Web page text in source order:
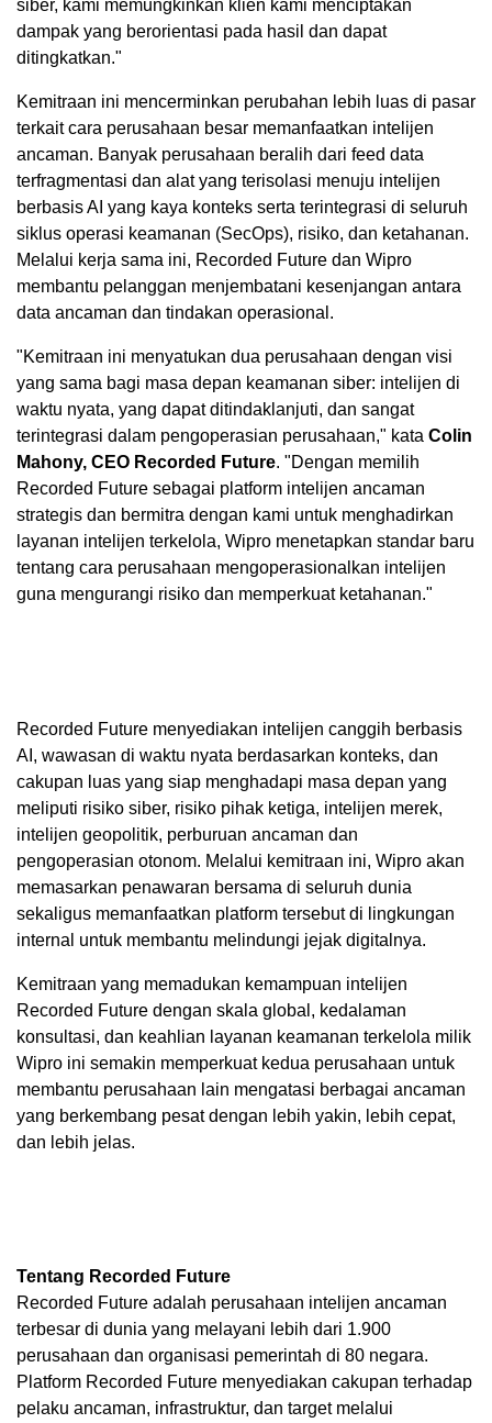
siber, kami memungkinkan klien kami menciptakan
dampak yang berorientasi pada hasil dan dapat
ditingkatkan."
Kemitraan ini mencerminkan perubahan lebih luas di pasar
terkait cara perusahaan besar memanfaatkan intelijen
ancaman. Banyak perusahaan beralih dari feed data
terfragmentasi dan alat yang terisolasi menuju intelijen
berbasis AI yang kaya konteks serta terintegrasi di seluruh
siklus operasi keamanan (SecOps), risiko, dan ketahanan.
Melalui kerja sama ini, Recorded Future dan Wipro
membantu pelanggan menjembatani kesenjangan antara
data ancaman dan tindakan operasional.
"Kemitraan ini menyatukan dua perusahaan dengan visi
yang sama bagi masa depan keamanan siber: intelijen di
waktu nyata, yang dapat ditindaklanjuti, dan sangat
terintegrasi dalam pengoperasian perusahaan," kata Colin
Mahony, CEO Recorded Future. "Dengan memilih
Recorded Future sebagai platform intelijen ancaman
strategis dan bermitra dengan kami untuk menghadirkan
layanan intelijen terkelola, Wipro menetapkan standar baru
tentang cara perusahaan mengoperasionalkan intelijen
guna mengurangi risiko dan memperkuat ketahanan."
Recorded Future menyediakan intelijen canggih berbasis
AI, wawasan di waktu nyata berdasarkan konteks, dan
cakupan luas yang siap menghadapi masa depan yang
meliputi risiko siber, risiko pihak ketiga, intelijen merek,
intelijen geopolitik, perburuan ancaman dan
pengoperasian otonom. Melalui kemitraan ini, Wipro akan
memasarkan penawaran bersama di seluruh dunia
sekaligus memanfaatkan platform tersebut di lingkungan
internal untuk membantu melindungi jejak digitalnya.
Kemitraan yang memadukan kemampuan intelijen
Recorded Future dengan skala global, kedalaman
konsultasi, dan keahlian layanan keamanan terkelola milik
Wipro ini semakin memperkuat kedua perusahaan untuk
membantu perusahaan lain mengatasi berbagai ancaman
yang berkembang pesat dengan lebih yakin, lebih cepat,
dan lebih jelas.
Tentang Recorded Future
Recorded Future adalah perusahaan intelijen ancaman
terbesar di dunia yang melayani lebih dari 1.900
perusahaan dan organisasi pemerintah di 80 negara.
Platform Recorded Future menyediakan cakupan terhadap
pelaku ancaman, infrastruktur, dan target melalui